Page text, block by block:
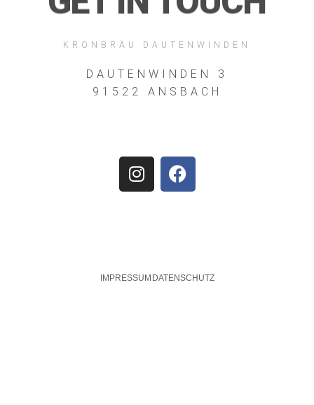
KRONBRÄU DAUTENWINDEN
DAUTENWINDEN 3
91522 ANSBACH
IMPRESSUM DATENSCHUTZ